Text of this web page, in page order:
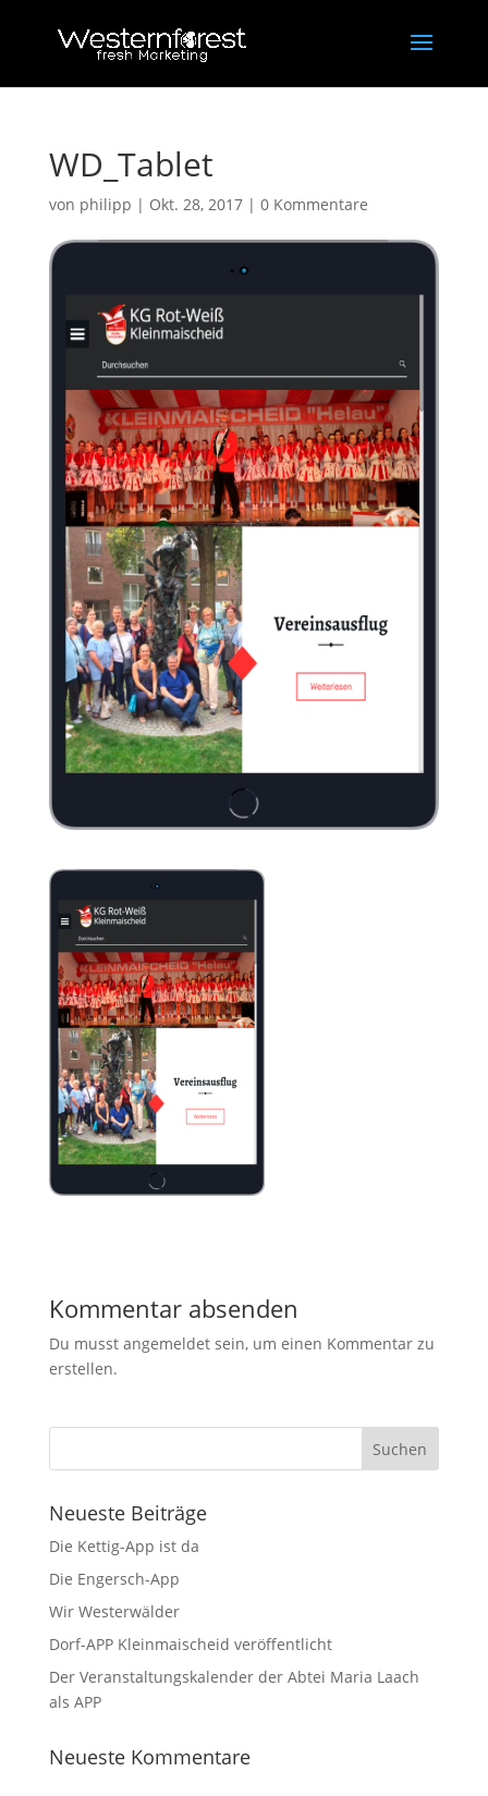
WD_Tablet
von philipp | Okt. 28, 2017| 0 Kommentare
Kommentar absenden
Du musst angemeldet sein, um einen Kommentar zu
erstellen.
Neueste Beiträge
Die Kettig-App ist da
Die Engersch-App
Wir Westerwälder
Dorf-APP Kleinmaischeid veröffentlicht
Der Veranstaltungskalender der Abtei Maria Laach
als APP
Neueste Kommentare